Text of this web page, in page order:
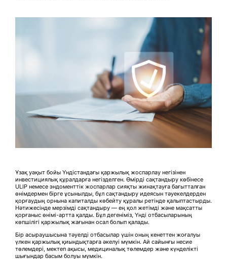
Ұзақ уақыт бойы Үндістандағы қаржылық жоспарлау негізінен
инвестициялық құралдарға негізделген. Өмірді сақтандыру көбінесе
ULIP немесе эндоменттік жоспарлар сияқты жинақтауға бағытталған
өнімдермен бірге ұсынылды, бұл сақтандыру идеясын тәуекелдерден
қорғаудың орнына капиталды көбейту құралы ретінде қалыптастырды.
Нәтижесінде мерзімді сақтандыру — ең қол жетімді және мақсатты
қорғаныс өнімі-артта қалды. Бұл дегеніміз, Үнді отбасыларының
көпшілігі қаржылық жағынан осал болып қалады.
Бір асыраушысына тәуелді отбасылар үшін оның кенеттен жоғалуы
үлкен қаржылық қиындықтарға әкелуі мүмкін. Ай сайынғы несие
төлемдері, мектеп ақысы, медициналық төлемдер және күнделікті
шығындар басым болуы мүмкін.